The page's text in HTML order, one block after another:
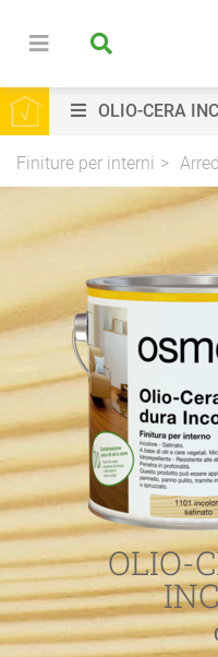
OLIO-CERA
Finiture per interni
OLIO-